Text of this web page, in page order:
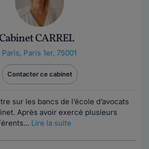
CARREL
Paris, Paris 1er, 75001
Contacter ce cabinet
sur les bancs de l’école d’avocats
Après avoir exercé plusieurs
Lire la suite